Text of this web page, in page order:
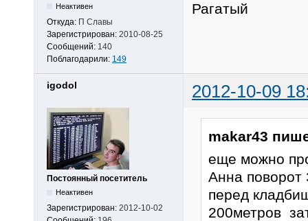
Неактивен
Откуда: П Славы
Зарегистрирован: 2010-08-25
Сообщений: 140
Поблагодарили: 149
Рагатый
igodol 2012-10-09
Постоянный посетитель
Неактивен
Зарегистрирован: 2012-10-02
makar43
еще можно
Анна поворот
перед
200метров